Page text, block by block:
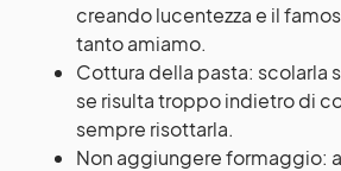
creando lucentezza e il
tanto amiamo.
Cottura della pasta: scolarla
se risulta troppo indietro di
sempre risottarla.
Non aggiungere formaggio: